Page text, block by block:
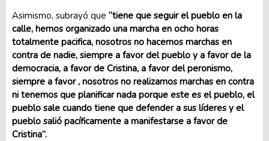
Asimismo, subrayó que “tiene que seguir el pueblo en la
calle, hemos organizado una marcha en ocho horas
totalmente pacifica, nosotros no hacemos marchas en
contra de nadie, siempre a favor del pueblo y a favor de la
democracia, a favor de Cristina, a favor del peronismo,
siempre a favor , nosotros no realizamos marchas en contra
ni tenemos que planificar nada porque este es el pueblo, el
pueblo sale cuando tiene que defender a sus líderes y el
pueblo salió pacíficamente a manifestarse a favor de
Cristina”.